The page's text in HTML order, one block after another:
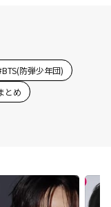
BTS(防弾少年団)
とめ